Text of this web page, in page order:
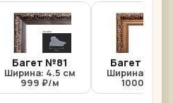
Багет №81
Ширина: 4.5 см
999 ₽/м
Багет №81/
Ширина: 4.5
1000 ₽/м